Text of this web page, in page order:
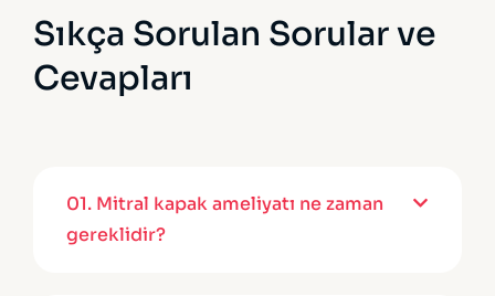
Sıkça Sorulan Sorular ve
Cevapları
01. Mitral kapak ameliyatı ne zaman
gereklidir?